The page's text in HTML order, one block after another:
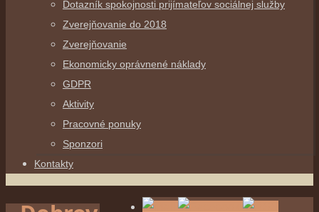
Dotazník spokojnosti prijímateľov sociálnej služby
Zverejňovanie do 2018
Zverejňovanie
Ekonomicky oprávnené náklady
GDPR
Aktivity
Pracovné ponuky
Sponzori
Kontakty